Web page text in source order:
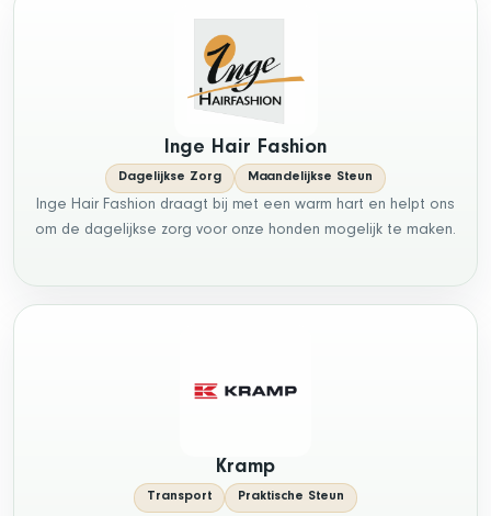
Inge Hair Fashion
Dagelijkse Zorg Maandelijkse Steun
Inge Hair Fashion draagt bij met een warm hart en helpt ons
om de dagelijkse zorg voor onze honden mogelijk te maken.
Kramp
Transport Praktische Steun